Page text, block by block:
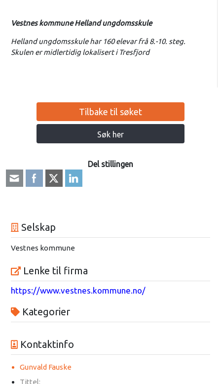
Vestnes kommune Helland ungdomsskule
Helland ungdomsskule har 160 elevar frå 8.-10. steg.
Skulen er midlertidig lokalisert i Tresfjord
Tilbake til søket
Søk her
Del stillingen
Selskap
Vestnes kommune
Lenke til firma
https://www.vestnes.kommune.no/
Kategorier
Kontaktinfo
Gunvald Fauske
Tittel: